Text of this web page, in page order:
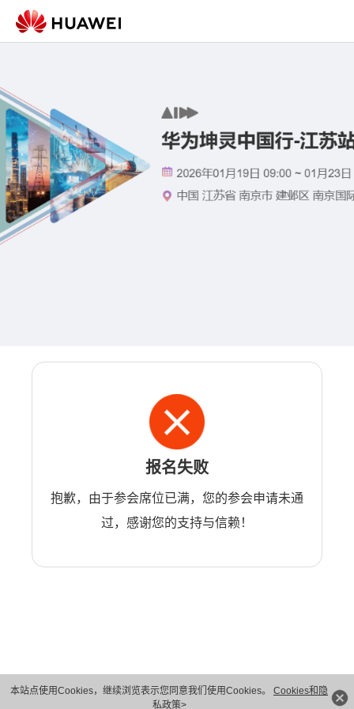
本站点使用Cookies，继续浏览表示您同意我们使用Cookies。 Cookies和隐
私政策>
报名失败
抱歉，由于参会席位已满，您的参会申请未通
过，感谢您的支持与信赖！
版权所有 © 华为技术有限公司 1998-2026。 保留一切权利。粤A2-20044005号